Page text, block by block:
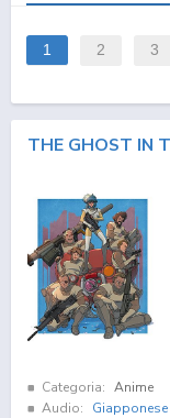
1 2 3
THE GHOST IN
Categoria: Anime
Audio:
Giapponese